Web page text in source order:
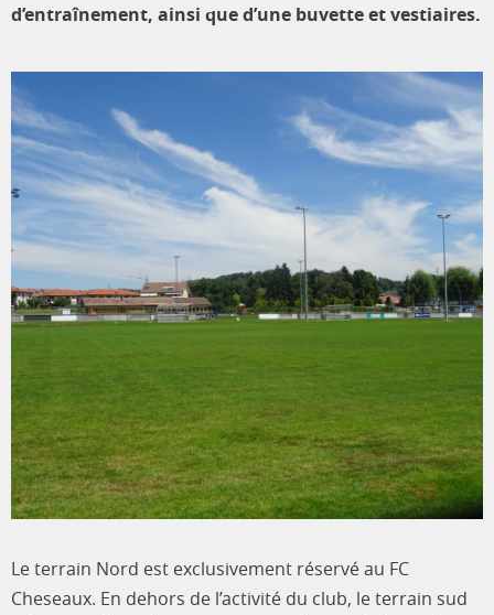
d’entraînement, ainsi que d’une buvette et vestiaires.
Le terrain Nord est exclusivement réservé au FC
Cheseaux. En dehors de l’activité du club, le terrain sud